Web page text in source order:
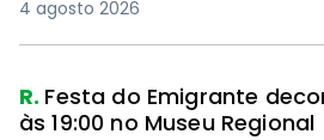
4 agosto 2026
R. Festa do Emigrante
às 19:00 no Museu Regional